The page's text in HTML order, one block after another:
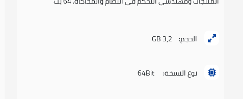
الحجم: 3,2 GB
نوع النسخة: 64Bit